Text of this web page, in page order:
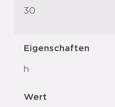
30
Eigenschaften
h
Wert